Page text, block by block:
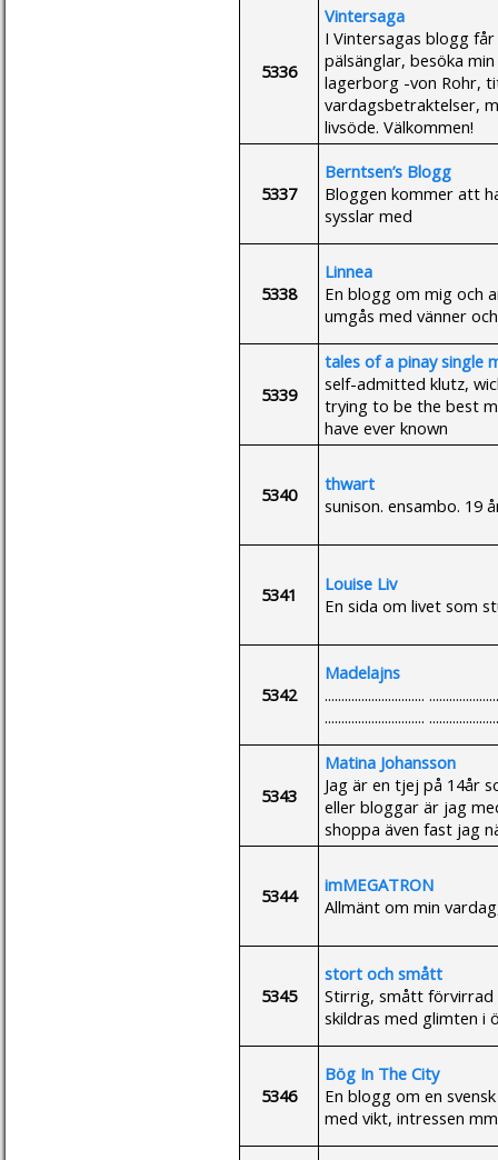
5336
Vintersaga
I Vintersagas blogg
pälsänglar, besöka
lagerborg -von Rohr,
vardagsbetraktelser,
livsöde. Välkommen!
5337
Berntsen’s Blogg
Bloggen kommer att
sysslar med
5338
Linnea
En blogg om mig och
umgås med vänner
5339
tales of a pinay single
self-admitted klutz,
trying to be the best
have ever known
5340
thwart
sunison. ensambo. 19
5341
Louise Liv
En sida om livet som
5342
Madelajns
..............................
..............................
5343
Matina Johansson
Jag är en tjej på 14år
eller bloggar är jag
shoppa även fast jag
5344
imMEGATRON
Allmänt om min
5345
stort och smått
Stirrig, smått förvirrad
skildras med glimten i
5346
Bög In The City
En blogg om en
med vikt, intressen